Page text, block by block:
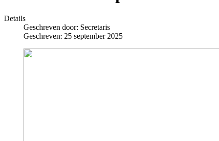
Details
Geschreven door: Secretaris
Geschreven: 25 september 2025